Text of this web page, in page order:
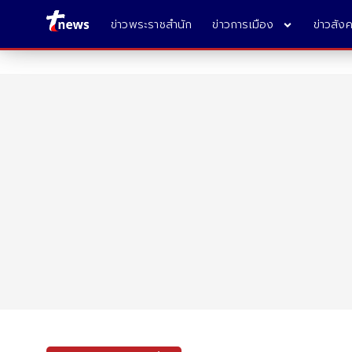
ข่าวพระราชสำนัก ข่าวการเมือง ข่าวสัง